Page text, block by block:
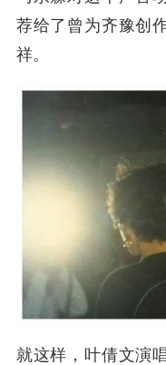
荐给了曾为齐豫创
祥。
就这样，叶倩文演